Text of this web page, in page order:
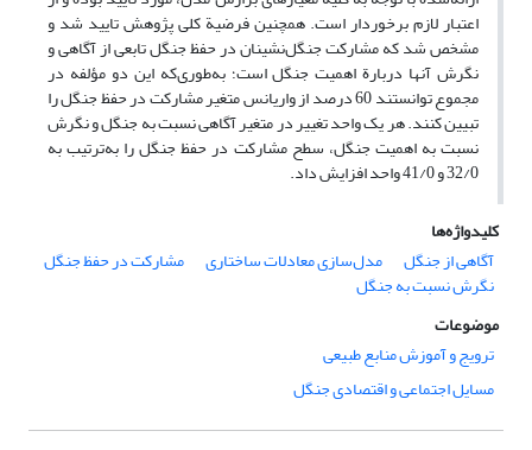
اعتبار لازم برخوردار است. همچنین فرضیة کلی پژوهش تایید شد و
مشخص شد که مشارکت جنگل‌نشینان در حفظ جنگل تابعی از آگاهی و
نگرش آنها دربارة اهمیت جنگل است؛ به‌طوری‌که این دو مؤلفه در
مجموع توانستند 60 درصد از واریانس متغیر مشارکت در حفظ جنگل را
تبیین کنند. هر یک واحد تغییر در متغیر آگاهی نسبت به جنگل و نگرش
نسبت به اهمیت جنگل، سطح مشارکت در حفظ جنگل را به‌ترتیب به
32/0 و 41/0 واحد افزایش داد.
کلیدواژه‌ها
آگاهی از جنگل
مدل‌سازی معادلات ساختاری مشارکت در حفظ جنگل
نگرش نسبت به جنگل
موضوعات
ترویج و آموزش منابع طبیعی
مسایل اجتماعی و اقتصادی جنگل